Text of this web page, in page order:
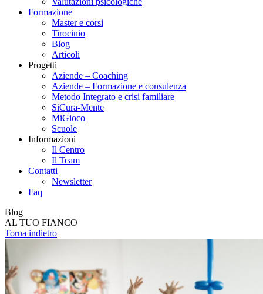
Formazione
Master e corsi
Tirocinio
Blog
Articoli
Progetti
Aziende – Coaching
Aziende – Formazione e consulenza
Metodo Integrato e crisi familiare
SiCura-Mente
MiGioco
Scuole
Informazioni
Il Centro
Il Team
Contatti
Newsletter
Faq
Blog
AL TUO FIANCO
Torna indietro